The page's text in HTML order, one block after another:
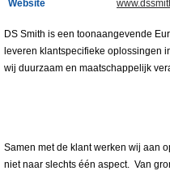
Website
DS Smith is een toonaangevende
leveren klantspecifieke oplossingen
wij duurzaam en maatschappelijk
Samen met de klant werken wij aan
niet naar slechts één aspect. Van